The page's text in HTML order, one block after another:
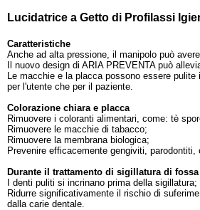
Lucidatrice a Getto di Profilassi
Caratteristiche
Anche ad alta pressione, il manipolo può
Il nuovo design di ARIA PREVENTA può
Le macchie e la placca possono essere
per l'utente che per il paziente.
Colorazione chiara e placca
Rimuovere i coloranti alimentari, come: tè
Rimuovere le macchie di tabacco;
Rimuovere la membrana biologica;
Prevenire efficacemente gengiviti, parodontiti,
Durante il trattamento di sigillatura di fossa
I denti puliti si incrinano prima della sigillatura;
Ridurre significativamente il rischio di
dalla carie dentale.